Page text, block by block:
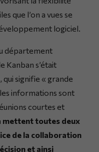
que l’on a vues se
logiciel.
département
Kanban s’était
qui signifie « grande
informations sont
courtes et
mettent toutes deux
de la collaboration
et ainsi